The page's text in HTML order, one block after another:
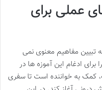
عملی برای
تبیین مفاهیم معنوی نمی
برای ادغام این آموزه ها در
کمک به خواننده است تا سفری